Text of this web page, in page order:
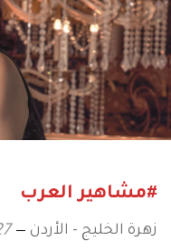
#مشاهير العرب
زهرة الخليج - الأردن 27